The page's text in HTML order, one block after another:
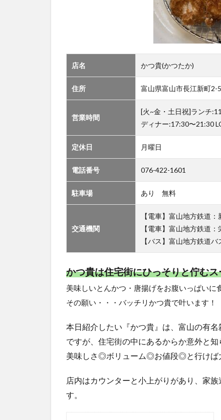
店名 かつ貴(かつたか)
住所 富山県富山市長江新町2-
営業時間
[火~金・土日祝]ランチ
ディナー:17:30〜21:30
定休日 月曜日
電話番号 076-422-1601
駐車場 あり 無料
交通機関
【電車】富山地方鉄道
【電車】富山地方鉄道
【バス】富山地方鉄道
かつ貴は住宅街にひっそりと佇む
美味しいとんかつ・唐揚げをお腹いっぱいに
その願い・・・バッチリかつ貴で叶います！
本日紹介したい『かつ貴』は、富山の有
ですが、住宅街の中にあるからか意外と知
美味しさ◎ボリューム◎お値段◎と行けば
店内はカウンターと小上がりがあり、家
す。